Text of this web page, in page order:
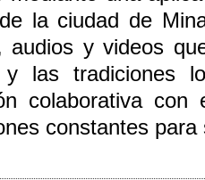
la ciudad de
audios y videos
y las tradiciones
colaborativa
constantes